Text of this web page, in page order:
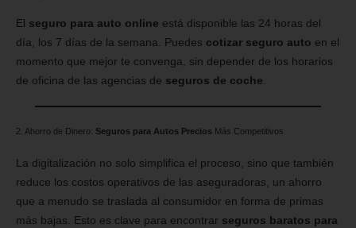
El seguro para auto online está disponible las 24 horas del
día, los 7 días de la semana. Puedes cotizar seguro auto en el
momento que mejor te convenga, sin depender de los horarios
de oficina de las agencias de seguros de coche.
2. Ahorro de Dinero: Seguros para Autos Precios Más Competitivos
La digitalización no solo simplifica el proceso, sino que también
reduce los costos operativos de las aseguradoras, un ahorro
que a menudo se traslada al consumidor en forma de primas
más bajas. Esto es clave para encontrar seguros baratos para